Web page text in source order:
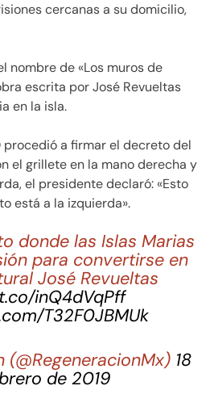
cercanas a su domicilio,
nombre de «Los muros de
escrita por José Revueltas
en la isla.
procedió a firmar el decreto del
el grillete en la mano derecha y
el presidente declaró: «Esto
está a la izquierda».
donde las Islas Marias
para convertirse en
José Revueltas
inQ4dVqPff
T32F0JBMUk
(@RegeneracionMx) 18
de 2019